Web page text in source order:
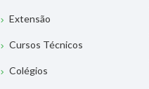
Extensão
Cursos Técnicos
Colégios